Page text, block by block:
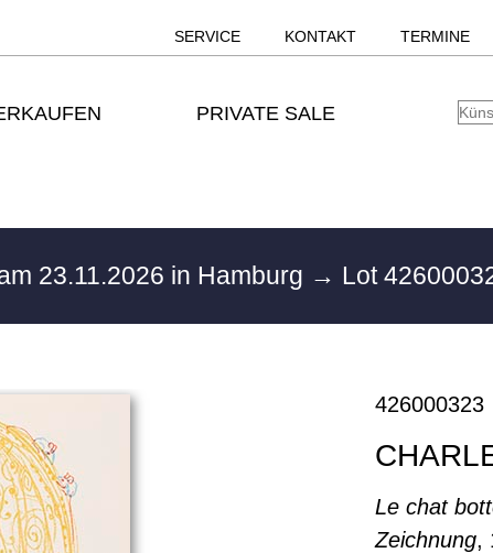
SERVICE KONTAKT TERMINE
PRIVATE SALE
23.11.2026 in Hamburg → Lot
426000323
Le chat
Zeichnung,